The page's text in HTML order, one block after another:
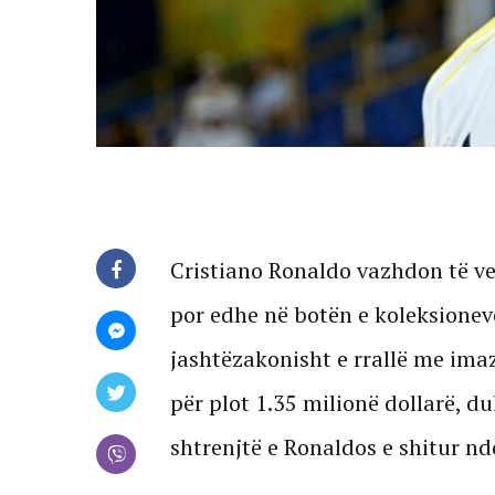
Cristiano Ronaldo vazhdon të
por edhe në botën e
jashtëzakonisht e rrallë me
për plot 1.35 milionë dollarë,
shtrenjtë e Ronaldos e shitur